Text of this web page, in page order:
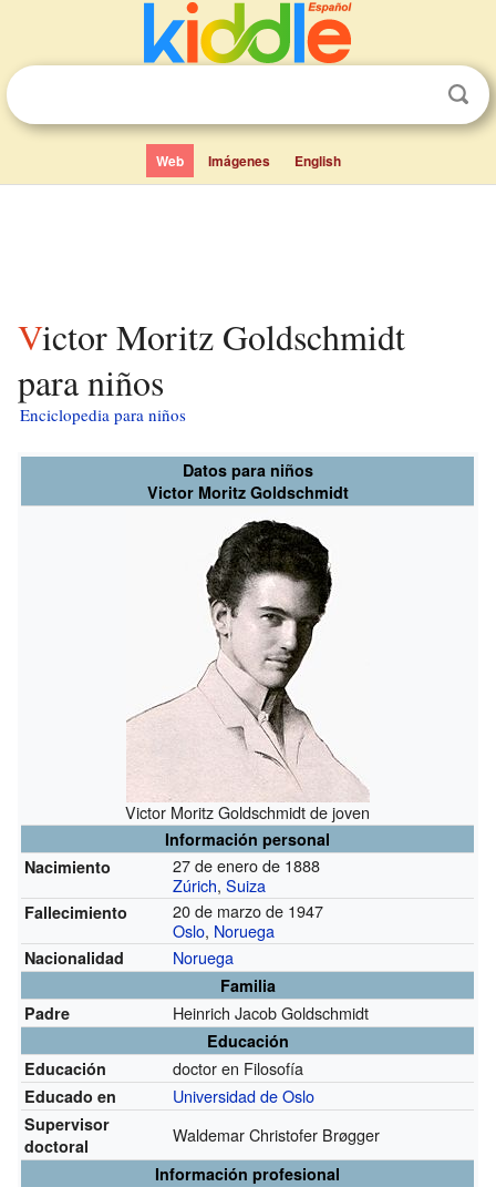
Web Imágenes English
Victor Moritz Goldschmidt
para niños
Enciclopedia para niños
Datos para niños
Victor Moritz Goldschmidt
Victor Moritz Goldschmidt de joven
Información personal
Nacimiento
27 de enero de 1888
Zúrich,Suiza
Fallecimiento
20 de marzo de 1947
Oslo, Noruega
Nacionalidad Noruega
Familia
Padre
Heinrich Jacob Goldschmidt
Educación
Educación
doctor en Filosofía
Educado en Universidad de Oslo
Supervisor
doctoral
Waldemar Christofer Brøgger
Información profesional